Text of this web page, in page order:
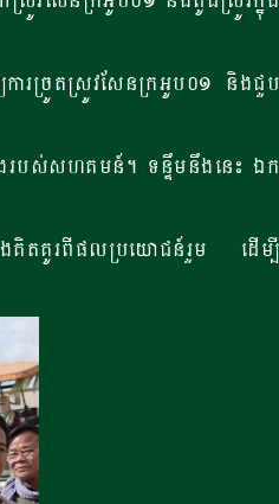
ការច្រូតស្រូវសែនក្រអូប០១ និងជួប
ែង​របស់សហគមន៍​។ ទន្ទឹមនឹងនេះ ឯក
ងគិតគូរពីផលប្រយោជន៍រួម ដើម្បី